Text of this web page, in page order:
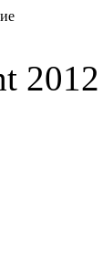
2012